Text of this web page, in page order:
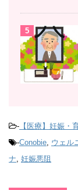
5
- 【医療】妊娠・
-Conobie ウェル
ナ 妊娠悪阻